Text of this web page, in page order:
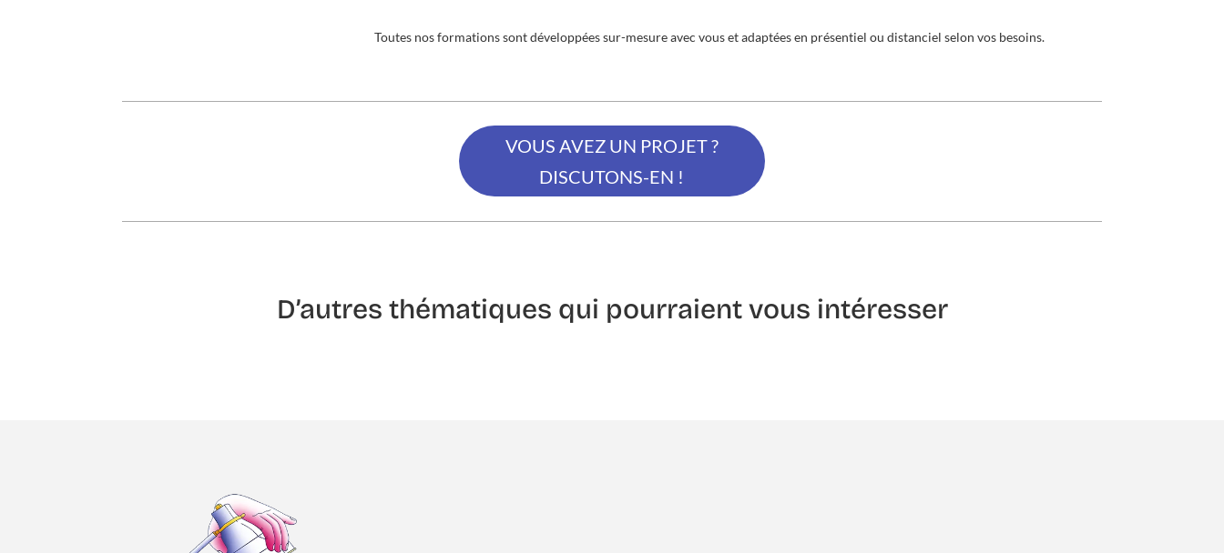
Toutes nos formations sont développées sur-mesure avec vous et adaptées en présentiel ou distanciel selon vos besoins.
Le challenge :
VOUS AVEZ UN PROJET ?
DISCUTONS-EN !
D’autres thématiques qui pourraient vous intéresser